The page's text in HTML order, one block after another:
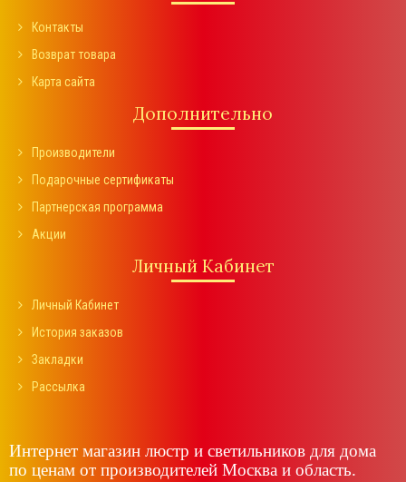
Контакты
Возврат товара
Карта сайта
Дополнительно
Производители
Подарочные сертификаты
Партнерская программа
Акции
Личный Кабинет
Личный Кабинет
История заказов
Закладки
Рассылка
Интернет магазин люстр и светильников для дома
по ценам от производителей Москва и область.